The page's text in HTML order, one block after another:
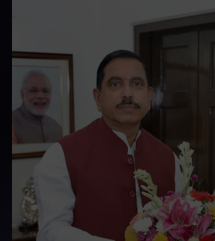
तकनीकी शिक्षा विभाग
करेगा